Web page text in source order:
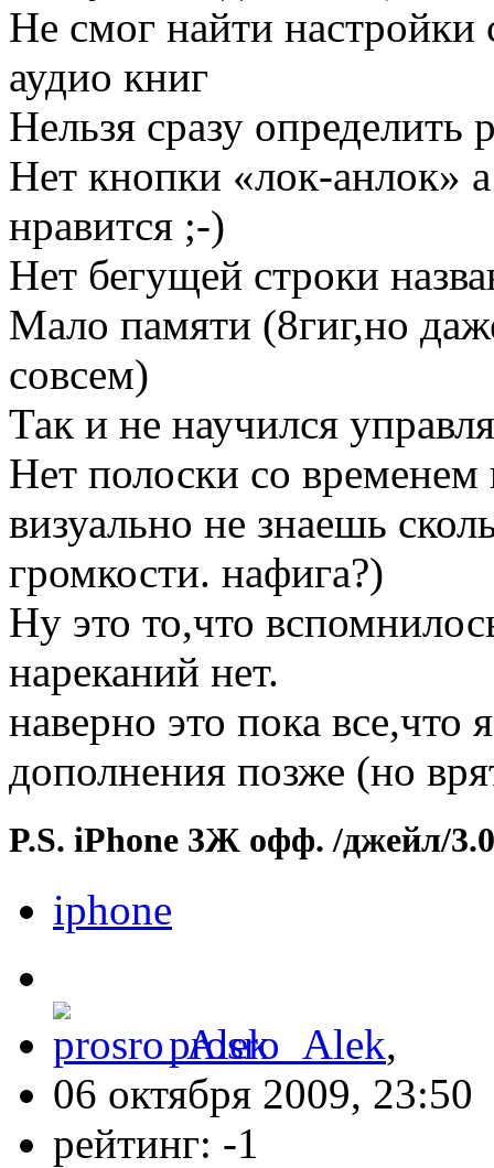
Не смог найти настройки
аудио книг
Нельзя сразу определить
Нет кнопки «лок-анлок»
нравится ;-)
Нет бегущей строки
Мало памяти (8гиг,но
совсем)
Так и не научился
Нет полоски со временем
визуально не знаешь
громкости. нафига?)
Ну это то,что
нареканий нет.
наверно это пока все,что
дополнения позже (но
P.S. iPhone 3Ж офф. /джейл/
iphone
prosro_Alek,
06 октября 2009, 23:50
рейтинг: -1